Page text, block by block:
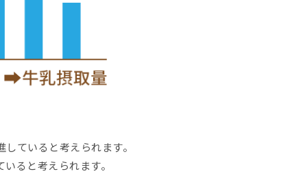
ていると考えられます。
ると考えられます。